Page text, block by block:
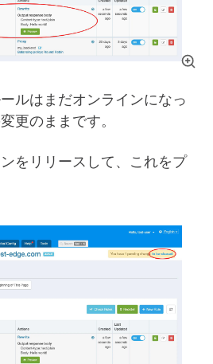
ルはまだオンラインになっ
更のままです。
をリリースして、これをプ